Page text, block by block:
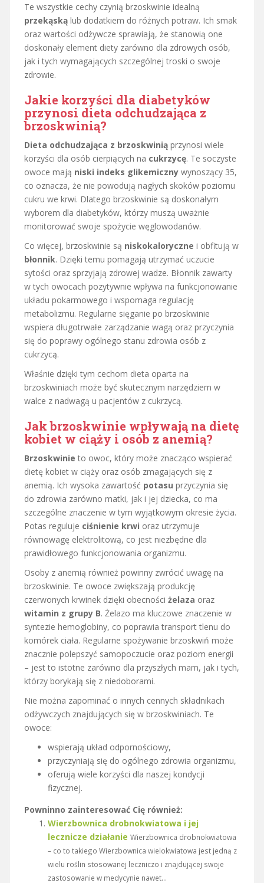
Te wszystkie cechy czynią brzoskwinie idealną
przekąską lub dodatkiem do różnych potraw. Ich smak
oraz wartości odżywcze sprawiają, że stanowią one
doskonały element diety zarówno dla zdrowych osób,
jak i tych wymagających szczególnej troski o swoje
zdrowie.
Jakie korzyści dla diabetyków
przynosi dieta odchudzająca z
brzoskwinią?
Dieta odchudzająca z brzoskwinią przynosi wiele
korzyści dla osób cierpiących na cukrzycę. Te soczyste
owoce mają niski indeks glikemiczny wynoszący 35,
co oznacza, że nie powodują nagłych skoków poziomu
cukru we krwi. Dlatego brzoskwinie są doskonałym
wyborem dla diabetyków, którzy muszą uważnie
monitorować swoje spożycie węglowodanów.
Co więcej, brzoskwinie są niskokaloryczne i obfitują w
błonnik. Dzięki temu pomagają utrzymać uczucie
sytości oraz sprzyjają zdrowej wadze. Błonnik zawarty
w tych owocach pozytywnie wpływa na funkcjonowanie
układu pokarmowego i wspomaga regulację
metabolizmu. Regularne sięganie po brzoskwinie
wspiera długotrwałe zarządzanie wagą oraz przyczynia
się do poprawy ogólnego stanu zdrowia osób z
cukrzycą.
Właśnie dzięki tym cechom dieta oparta na
brzoskwiniach może być skutecznym narzędziem w
walce z nadwagą u pacjentów z cukrzycą.
Jak brzoskwinie wpływają na dietę
kobiet w ciąży i osób z anemią?
Brzoskwinie to owoc, który może znacząco wspierać
dietę kobiet w ciąży oraz osób zmagających się z
anemią. Ich wysoka zawartość potasu przyczynia się
do zdrowia zarówno matki, jak i jej dziecka, co ma
szczególne znaczenie w tym wyjątkowym okresie życia.
Potas reguluje ciśnienie krwi oraz utrzymuje
równowagę elektrolitową, co jest niezbędne dla
prawidłowego funkcjonowania organizmu.
Osoby z anemią również powinny zwrócić uwagę na
brzoskwinie. Te owoce zwiększają produkcję
czerwonych krwinek dzięki obecności żelaza oraz
witamin z grupy B. Żelazo ma kluczowe znaczenie w
syntezie hemoglobiny, co poprawia transport tlenu do
komórek ciała. Regularne spożywanie brzoskwiń może
znacznie polepszyć samopoczucie oraz poziom energii
– jest to istotne zarówno dla przyszłych mam, jak i tych,
którzy borykają się z niedoborami.
Nie można zapominać o innych cennych składnikach
odżywczych znajdujących się w brzoskwiniach. Te
owoce:
wspierają układ odpornościowy,
przyczyniają się do ogólnego zdrowia organizmu,
oferują wiele korzyści dla naszej kondycji
fizycznej.
Powninno zainteresować Cię również:
Wierzbownica drobnokwiatowa i jej
lecznicze działanie Wierzbownica drobnokwiatowa
– co to takiego Wierzbownica wielokwiatowa jest jedną z
wielu roślin stosowanej leczniczo i znajdującej swoje
zastosowanie w medycynie nawet...